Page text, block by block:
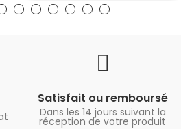
Satisfait ou remboursé
Dans les 14 jours suivant la
réception de votre produit